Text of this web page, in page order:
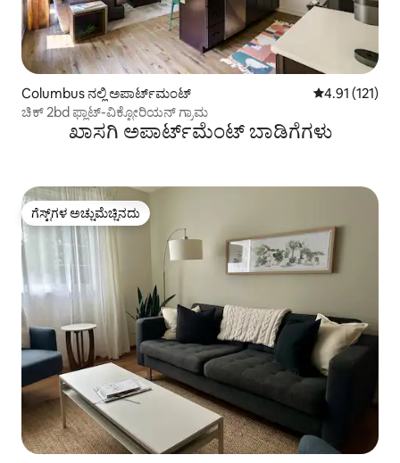
Columbus ನಲ್ಲಿ ಅಪಾರ್ಟ್‌ಮಂಟ್ 5 ರಲ್ಲಿ 4.91
4.91 (121)
ಚಿಕ್ 2bd ಫ್ಲಾಟ್-ವಿಕ್ಟೋರಿಯನ್ ಗ್ರಾಮ
ಖಾಸಗಿ ಅಪಾರ್ಟ್‌ಮೆಂಟ್ ಬಾಡಿಗೆಗಳು
ಗೆಸ್ಟ್‌ಗಳ ಅಚ್ಚುಮೆಚ್ಚಿನದು
ಗೆಸ್ಟ್‌ಗಳ ಅಚ್ಚುಮೆಚ್ಚಿನದು